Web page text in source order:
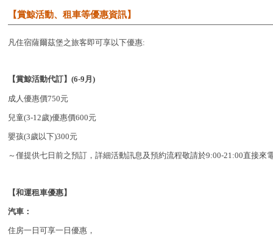
【賞鯨活動、租車等優惠資訊】
凡住宿薩爾茲堡之旅客即可享以下優惠:
【賞鯨活動代訂】(6-9月)
成人優惠價750元
兒童(3-12歲)優惠價600元
嬰孩(3歲以下)300元
～僅提供七日前之預訂，詳細活動訊息及預約流程敬請於9:00-21:00直接來
【和運租車優惠】
汽車：
住房一日可享一日優惠，